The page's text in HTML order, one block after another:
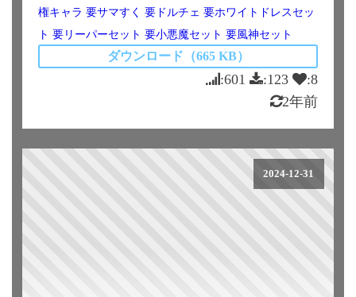
権キャラ 要サマすく 要ドルチェ 要ホワイトドレスセッ
ト 要リーパーセット 要小悪魔セット 要風神セット
ダウンロード（665 KB）
:601 :123
:8
2年前
2024-12-31